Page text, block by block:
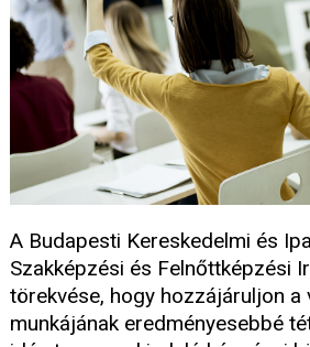
A Budapesti Kereskedelmi és
Szakképzési és Felnőttképzési
törekvése, hogy hozzájáruljon a
munkájának eredményesebbé